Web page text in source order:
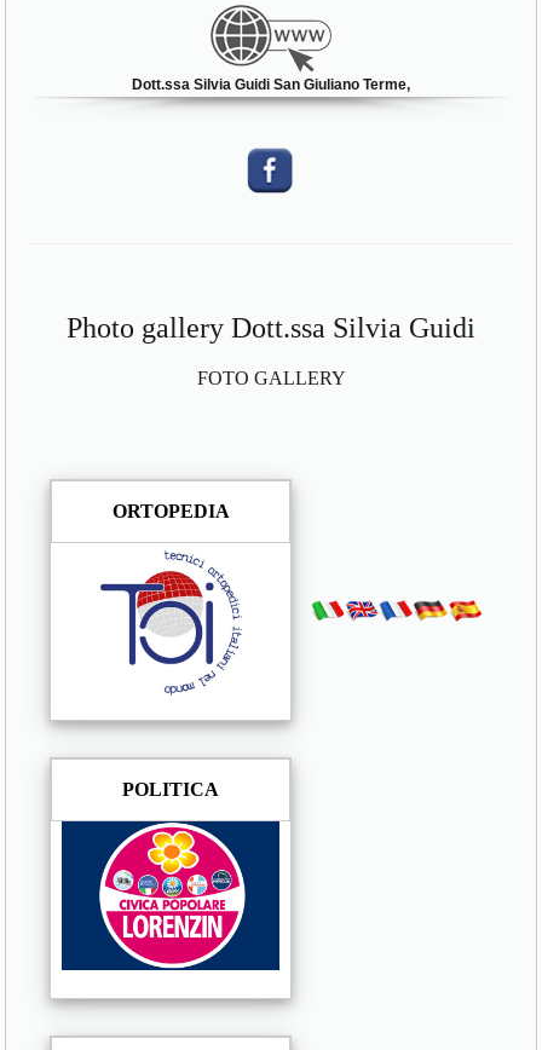
Dott.ssa Silvia Guidi San Giuliano Terme,
Photo gallery Dott.ssa Silvia Guidi
FOTO GALLERY
ORTOPEDIA
POLITICA